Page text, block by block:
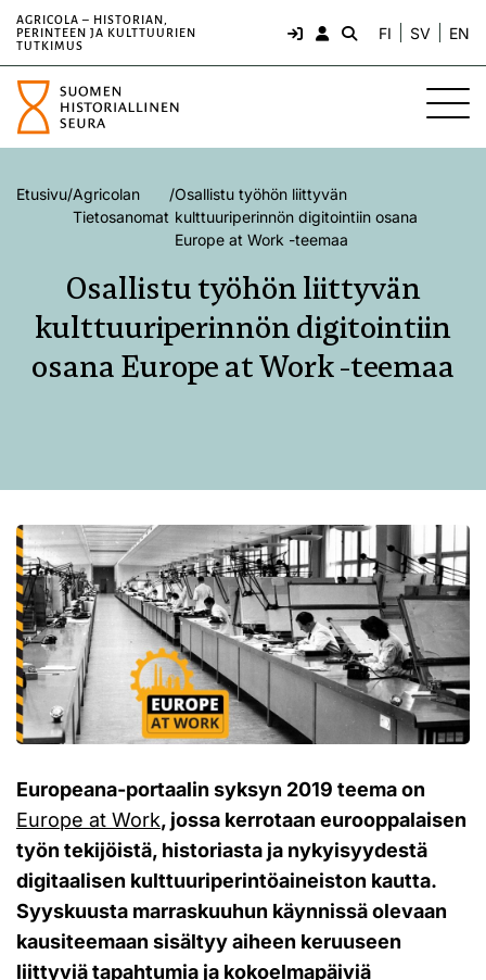
AGRICOLA – HISTORIAN,
PERINTEEN JA KULTTUURIEN
TUTKIMUS
FI SV EN
Etusivu/Agricolan
Tietosanomat
/Osallistu työhön liittyvän
kulttuuriperinnön digitointiin osana
Europe at Work -teemaa
Osallistu työhön liittyvän
kulttuuriperinnön digitointiin
osana Europe at Work -teemaa
Europeana-portaalin syksyn 2019 teema on
Europe at Work, jossa kerrotaan eurooppalaisen
työn tekijöistä, historiasta ja nykyisyydestä
digitaalisen kulttuuriperintöaineiston kautta.
Syyskuusta marraskuuhun käynnissä olevaan
kausiteemaan sisältyy aiheen keruuseen
liittyviä tapahtumia ja kokoelmapäiviä